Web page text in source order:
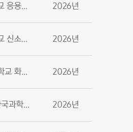
서울대학교 응용바이오공학과 2026년
연세대학교 신소재공학과 2026년
성균관대학교 화학공학부 2026년
KAIST(한국과학기술원) 전기및전자공학부 2026년